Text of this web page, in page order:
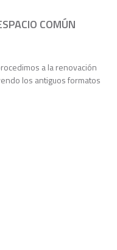
COMÚN
a la renovación
los antiguos formatos